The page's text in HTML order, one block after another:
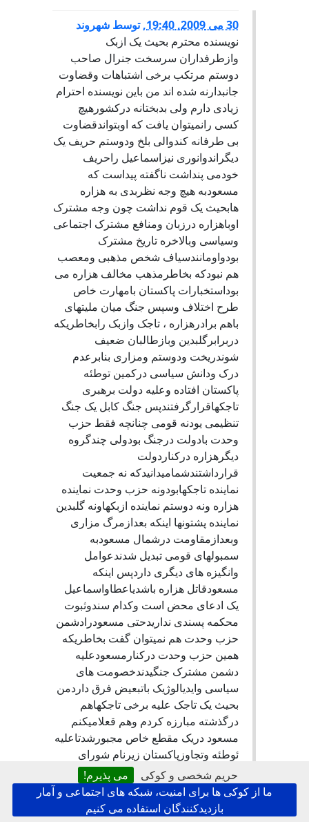
حریم شخصی و کوکی
می پذیرم!
ما از کوکی ها برای امنیت، شبکه های اجتماعی و آمار
بازدیدکنندگان استفاده می کنیم
30 می 2009, 19:40 ,توسط شهروند
نويسنده محترم بحيث يک ازبک
وازطرفداران سرسخت جنرال صاحب
دوستم مرتکب برخی اشتباهات وقضاوت
جانبدارنه شده اند من باين نويسنده احترام
زيادی دارم ولی بدبختانه درکشورهيچ
کسی رانميتوان يافت که اوبتواندقضاوت
بی طرفانه کندوالی بلخ ودوستم حريف يک
ديگراندوانوری نيزاسماعيل راحريف
خودمی پنداشت ناگفته پيداست که
مسعودبه هيچ وجه نظربدی به هزاره
هابحيث يک قوم نداشت چون وجه مشترک
اوباهزاره درزبان ومنافع مشترک اجتماعی
وسياسی وبالاخره تاريخ مشترک
بودواومانندسياف شخص مذهبی ومعصب
هم نبودکه بخاطرمذهب مخالف هزاره می
بوداستخبارات پاکستان بامهارت خاص
طرح اختلاف وسپس جنگ ميان مليتهای
باهم برادرهزاره ، تاجک وازبک رابخاطريکه
دربرابرگلبدين وبازطالبان ضعيف
شوندريخت ودوستم ومزاری بنابرعدم
درک ودانش سياسی درکمين توطئه
پاکستان افتاده وعليه دولت برهبری
تاجکهاقرارگرفتندپس جنگ کابل يک جنگ
تنظيمی یودنه قومی چنانچه فقط حزب
وحدت بادولت درجنگ بودولی چندگروه
ديگرهزاره درکناردولت
قرارداشتندشماميدانيدکه نه جمعيت
نماينده تاجکهابودونه حزب وحدت نماينده
هزاره ونه دوستم نماينده ازبکهاونه گلبدين
نماينده پشتونها اينکه بعدازمرگ مزاری
وبعدازمقاومت درشمال مسعودبه
سمبولهای قومی تبديل شدندعوامل
وانگيزه های ديگری داردپس اينکه
مسعودقاتل هزاره باشدياعطاواسماعيل
يک ادعای محض است وکدام سندوثبوت
محکمه پسندی نداريدحتی مسعودرادشمن
حزب وحدت هم نميتوان گفت بخاطريکه
همين حزب وحدت درکنارمسعودعليه
دشمن مشترک جنگيدندخصومت های
سياسی وايديالوژيک باتبعيض فرق داردمن
بحيث يک تاجک عليه برخی تاجکهاهم
درگذشته مبارزه کردم وهم قعلاميکنم
مسعود دريک مقطع خاص مجبورشدتاعليه
ئوطئه وتجاوزپاکستان زيرنام شورای
همأهنگی مقاومت کنداينکه
ميگوينداسماعيل مخالف هزاره بوديک نوع
تبليغات سازمانيافته پشتونهابودکه